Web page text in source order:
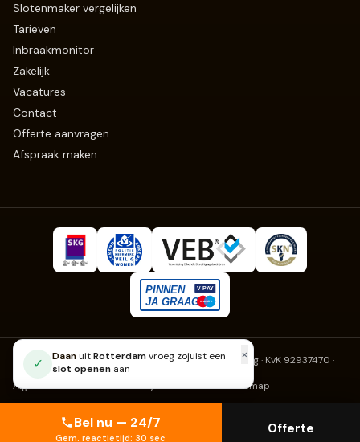
Slotenmaker vergelijken
Tarieven
Inbraakmonitor
Zakelijk
Vacatures
Contact
Offerte aanvragen
Afspraak maken
Slotenmaker Erkend· Fruitweg 270, 2525 KJ Den Haag · KvK 92937470 ·
info@slotenmaker-erkend.nl
Algemene voorwaardenPrivacyCookiesKlachtenSitemap
Bel nu — 24/7
Gem. reactietijd: 30 sec
Offerte
✓ DaanuitRotterdamvroeg zojuist een
slot openen aan
×